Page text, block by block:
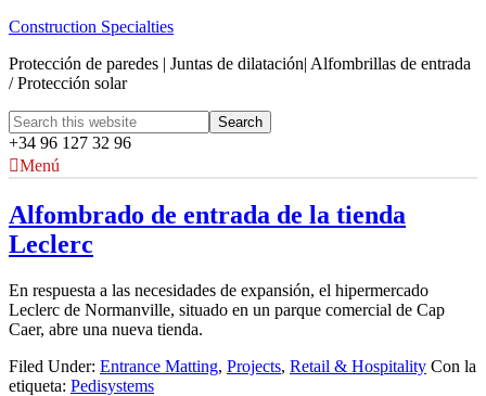
Construction Specialties
Protección de paredes | Juntas de dilatación| Alfombrillas de entrada
/ Protección solar
+34 96 127 32 96
Menú
Alfombrado de entrada de la tienda
Leclerc
En respuesta a las necesidades de expansión, el hipermercado
Leclerc de Normanville, situado en un parque comercial de Cap
Caer, abre una nueva tienda.
Filed Under: Entrance Matting, Projects, Retail & Hospitality Con la
etiqueta: Pedisystems